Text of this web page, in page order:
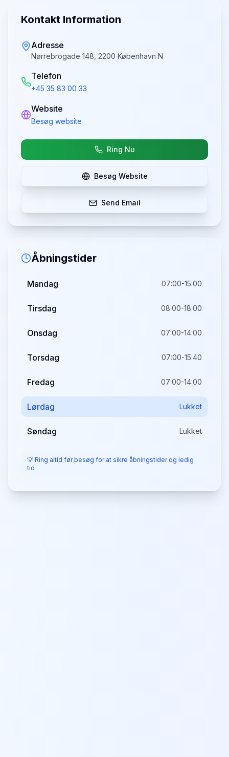
Kontakt Information
Adresse
Nørrebrogade 148, 2200 København N
Telefon
+45 35 83 00 33
Website
Besøg website
Ring Nu
Besøg Website
Send Email
Åbningstider
Mandag 07:00-15:00
Tirsdag 08:00-18:00
Onsdag 07:00-14:00
Torsdag 07:00-15:40
Fredag 07:00-14:00
Lørdag Lukket
Søndag Lukket
💡 Ring altid før besøg for at sikre åbningstider og ledig
tid